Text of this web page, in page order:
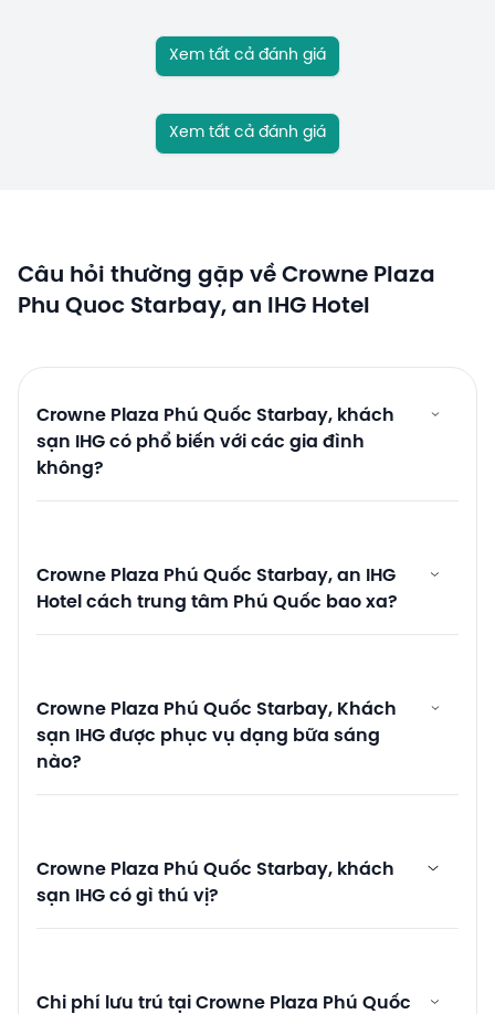
Xem tất cả đánh giá
Xem tất cả đánh giá
Câu hỏi thường gặp về Crowne Plaza
Phu Quoc Starbay, an IHG Hotel
Crowne Plaza Phú Quốc Starbay, khách
sạn IHG có phổ biến với các gia đình
không?
Crowne Plaza Phú Quốc Starbay, an IHG
Hotel cách trung tâm Phú Quốc bao xa?
Crowne Plaza Phú Quốc Starbay, Khách
sạn IHG được phục vụ dạng bữa sáng
nào?
Crowne Plaza Phú Quốc Starbay, khách
sạn IHG có gì thú vị?
Chi phí lưu trú tại Crowne Plaza Phú Quốc